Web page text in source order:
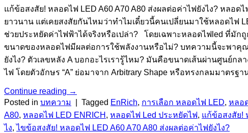
แก้ข้อสงสัย! หลอดไฟ LED A60 A70 A80 ส่งผลต่อค่าไฟยังไง? หลอ
ยาวนาน แต่เคยสงสัยกันไหมว่าทำไมเดี๋ยวนี้คนเปลี่ยนมาใช้หลอดไฟ
ช่วยประหยัดค่าไฟฟ้าได้จริงหรือเปล่า? โดยเฉพาะหลอดไฟled ที่มัก
ขนาดของหลอดไฟมีผลต่อการใช้พลังงานหรือไม่? บทความนี้จะพาคุณ
ยังไง? ตัวเลขหลัง A บอกอะไรเรารู้ไหม? มันคือขนาดเส้นผ่านศูนย์ก
ไฟ โดยตัวอักษร “A” ย่อมาจาก Arbitrary Shape หรือทรงกลมมาตร
Continue reading →
Posted in บทความ Tagged EnRich, การเลือก หลอดไฟ LED, หลอ
A80, หลอดไฟ LED ENRICH , หลอดไฟ Led ประหยัดไฟ, แก้ข้อสงสัย!
ไง,ไขข้อสงสัย! หลอดไฟ LED A60 A70 A80 ส่งผลต่อค่าไฟยังไง?